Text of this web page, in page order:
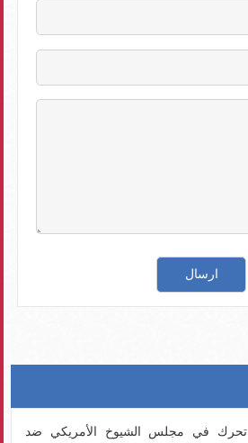
تحرك في مجلس الشيوخ الأمريكي ضد